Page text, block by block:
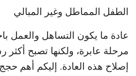
الطفل المماطل وغير المبالي
عادة ما يكون التساهل والعمل
مرحلة عابرة، ولكنها تصبح
إصلاح هذه العادة. إليكم أهم